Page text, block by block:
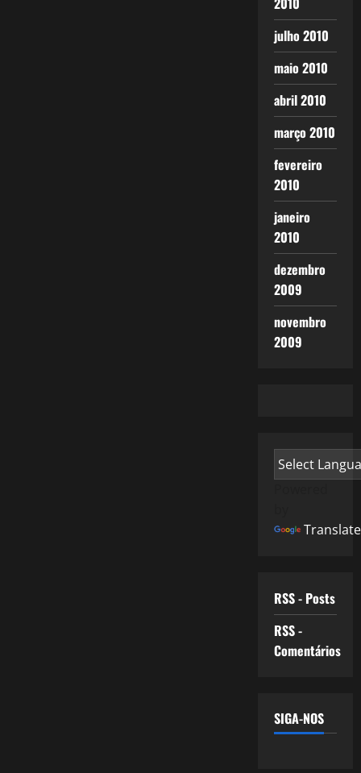
julho 2010
maio 2010
abril 2010
março 2010
fevereiro
2010
janeiro
2010
dezembro
2009
novembro
2009
Translate
RSS - Posts
RSS -
Comentários
SIGA-NOS